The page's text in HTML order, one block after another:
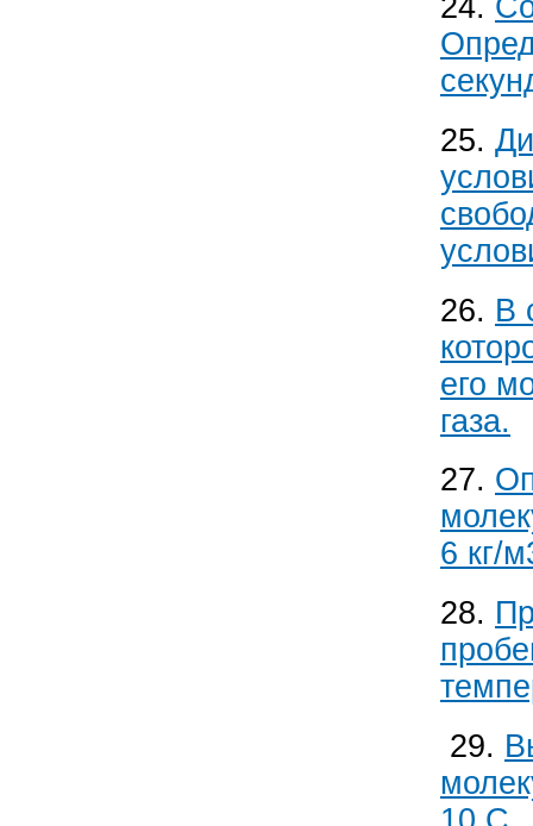
24.
25.
26. В
его
газа.
27.
6 кг/
28.
29.